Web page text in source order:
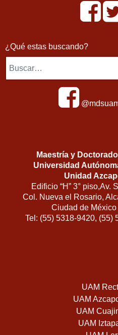
¿Qué estas buscando?
Maestría y
Universidad
Unidad
Edificio “H” 3° piso,Av.
Col. Nueva el Rosario,
Ciudad de México
Tel: (55) 5318-9420, (55)
UAM
UAM
UAM
UAM